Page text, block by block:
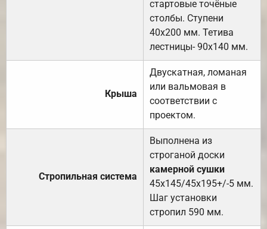
стартовые точёные
столбы. Ступени
40х200 мм. Тетива
лестницы- 90х140 мм.
Крыша
Двускатная, ломаная
или вальмовая в
соответствии с
проектом.
Стропильная система
Выполнена из
строганой доски
камерной сушки
45х145/45х195+/-5 мм.
Шаг установки
стропил 590 мм.